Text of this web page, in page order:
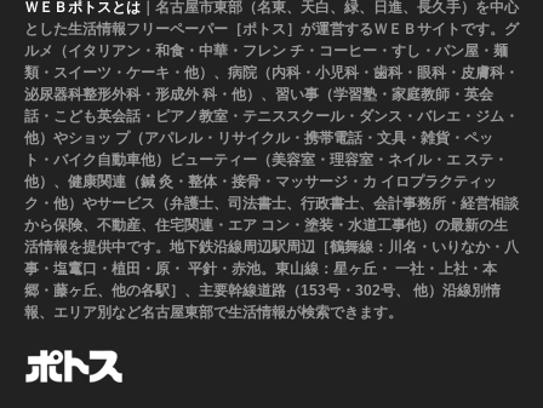
ＷＥＢポトスとは ｜名古屋市東部（名東、天白、緑、日進、長久手）を中心
とした生活情報フリーペーパー［ポトス］が運営するＷＥＢサイトです。グ
ルメ（イタリアン・和食・中華・フレン チ・コーヒー・すし・パン屋・麺
類・スイーツ・ケーキ・他）、病院（内科・小児科・歯科・眼科・皮膚科・
泌尿器科整形外科・形成外 科・他）、習い事（学習塾・家庭教師・英会
話・こども英会話・ピアノ教室・テニススクール・ダンス・バレエ・ジム・
他）やショッ プ（アパレル・リサイクル・携帯電話・文具・雑貨・ペッ
ト・バイク自動車他）ビューティー（美容室・理容室・ネイル・エ ステ・
他）、健康関連（鍼 灸・整体・接骨・マッサージ・カ イロプラクティッ
ク・他）やサービス（弁護士、司法書士、行政書士、会計事務所・経営相談
から保険、不動産、住宅関連・エア コン・塗装・水道工事他）の最新の生
活情報を提供中です。地下鉄沿線周辺駅周辺［鶴舞線：川名・いりなか・八
事・塩竃口・植田・原・ 平針・赤池。東山線：星ヶ丘・ 一社・上社・本
郷・藤ヶ丘、他の各駅］、主要幹線道路（153号・302号、 他）沿線別情
報、エリア別など名古屋東部で生活情報が検索できます。